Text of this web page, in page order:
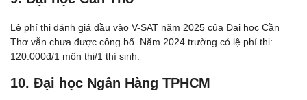
Lệ phí thi đánh giá đầu vào V-SAT năm 2025 của Đại học Cần
Thơ vẫn chưa được công bố. Năm 2024 trường có lệ phí thi:
120.000đ/1 môn thi/1 thí sinh.
10. Đại học Ngân Hàng TPHCM